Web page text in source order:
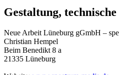
Gestaltung,
Neue Arbeit Lüneburg gGmbH –
Christian Hempel
Beim Benedikt 8 a
21335 Lüneburg